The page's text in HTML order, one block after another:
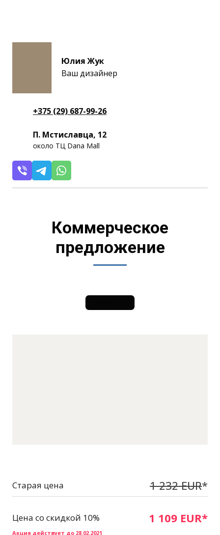
Юлия Жук
Ваш дизайнер
+375 (29) 687-99-26
П. Мстиславца, 12
около ТЦ Dana Mall
Коммерческое
предложение
Старая цена 1 232 EUR*
Цена со скидкой 10% 1 109 EUR*
Акция действует до 28.02.2021